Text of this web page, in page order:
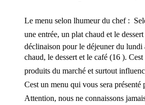
Le menu selon lhumeur du chef : 
une entrée, un plat chaud et le
déclinaison pour le déjeuner du
chaud, le dessert et le café (16 ).
produits du marché et surtout
Cest un menu qui vous sera présenté
Attention, nous ne connaissons